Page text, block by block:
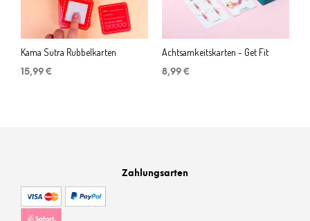
Kama Sutra Rubbelkarten
15,99 €
Achtsamkeitskarten - Get Fit
8,99 €
Zahlungsarten